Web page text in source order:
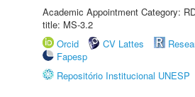
Academic Appointment Category:
title: MS-3.2
Orcid
CV Lattes
Fapesp
Repositório Institucional UNESP